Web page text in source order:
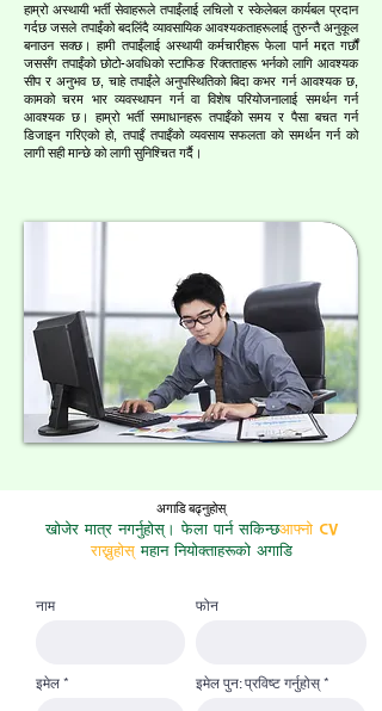
हाम्रो अस्थायी भर्ती सेवाहरूले तपाईंलाई लचिलो र स्केलेबल कार्यबल प्रदान
गर्दछ जसले तपाईंको बदलिंदै व्यावसायिक आवश्यकताहरूलाई तुरुन्तै अनुकूल
बनाउन सक्छ। हामी तपाईंलाई अस्थायी कर्मचारीहरू फेला पार्न मद्दत गर्छौं
जससँग तपाईंको छोटो-अवधिको स्टाफिङ रिक्तताहरू भर्नको लागि आवश्यक
सीप र अनुभव छ, चाहे तपाईंले अनुपस्थितिको बिदा कभर गर्न आवश्यक छ,
कामको चरम भार व्यवस्थापन गर्न वा विशेष परियोजनालाई समर्थन गर्न
आवश्यक छ। हाम्रो भर्ती समाधानहरू तपाइँको समय र पैसा बचत गर्न
डिजाइन गरिएको हो, तपाइँ तपाइँको व्यवसाय सफलता को समर्थन गर्न को
लागी सही मान्छे को लागी सुनिश्चित गर्दै।
अगाडि बढ्नुहोस्
खोजेर मात्र नगर्नुहोस्। फेला पार्न सकिन्छआफ्नो CV
राख्नुहोस्महान नियोक्ताहरूको अगाडि
नाम फोन
इमेल इमेल पुन: प्रविष्ट गर्नुहोस्